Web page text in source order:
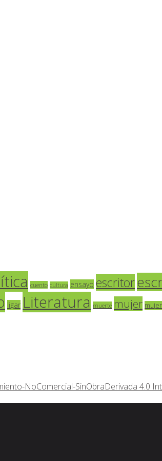
cuento cultura ensayo escritor
ligar Literatura muerte mujer
NoComercial-SinObraDerivada 4.0